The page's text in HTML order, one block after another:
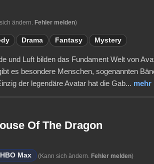
ändern. Fehler melden)
Drama Fantasy Mystery
und Luft bilden das Fundament Welt von
es besondere Menschen, sogenannten
der legendäre Avatar hat die Gab... mehr
Of The Dragon
HBO Max (Kann sich ändern. Fehler melden)